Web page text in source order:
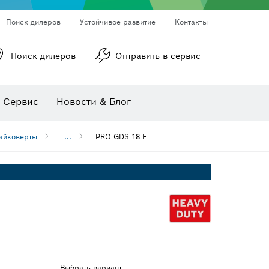
Поиск дилеров Устойчивое развитие Контакты
Поиск дилеров Отправить в сервис
Сервис Новости & Блог
... PRO GDS 18 E